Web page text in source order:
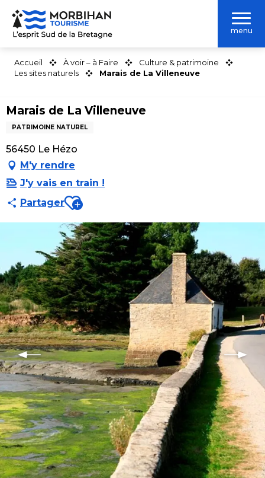
Aller
contenu
menu
Accueil À voir – à Faire
Culture & patrimoine
Les sites naturels
Marais de La Villeneuve
Marais de La Villeneuve
PATRIMOINE NATUREL
56450 Le Hézo
M'y rendre
J'y vais en train !
PartagerAjouter aux favoris